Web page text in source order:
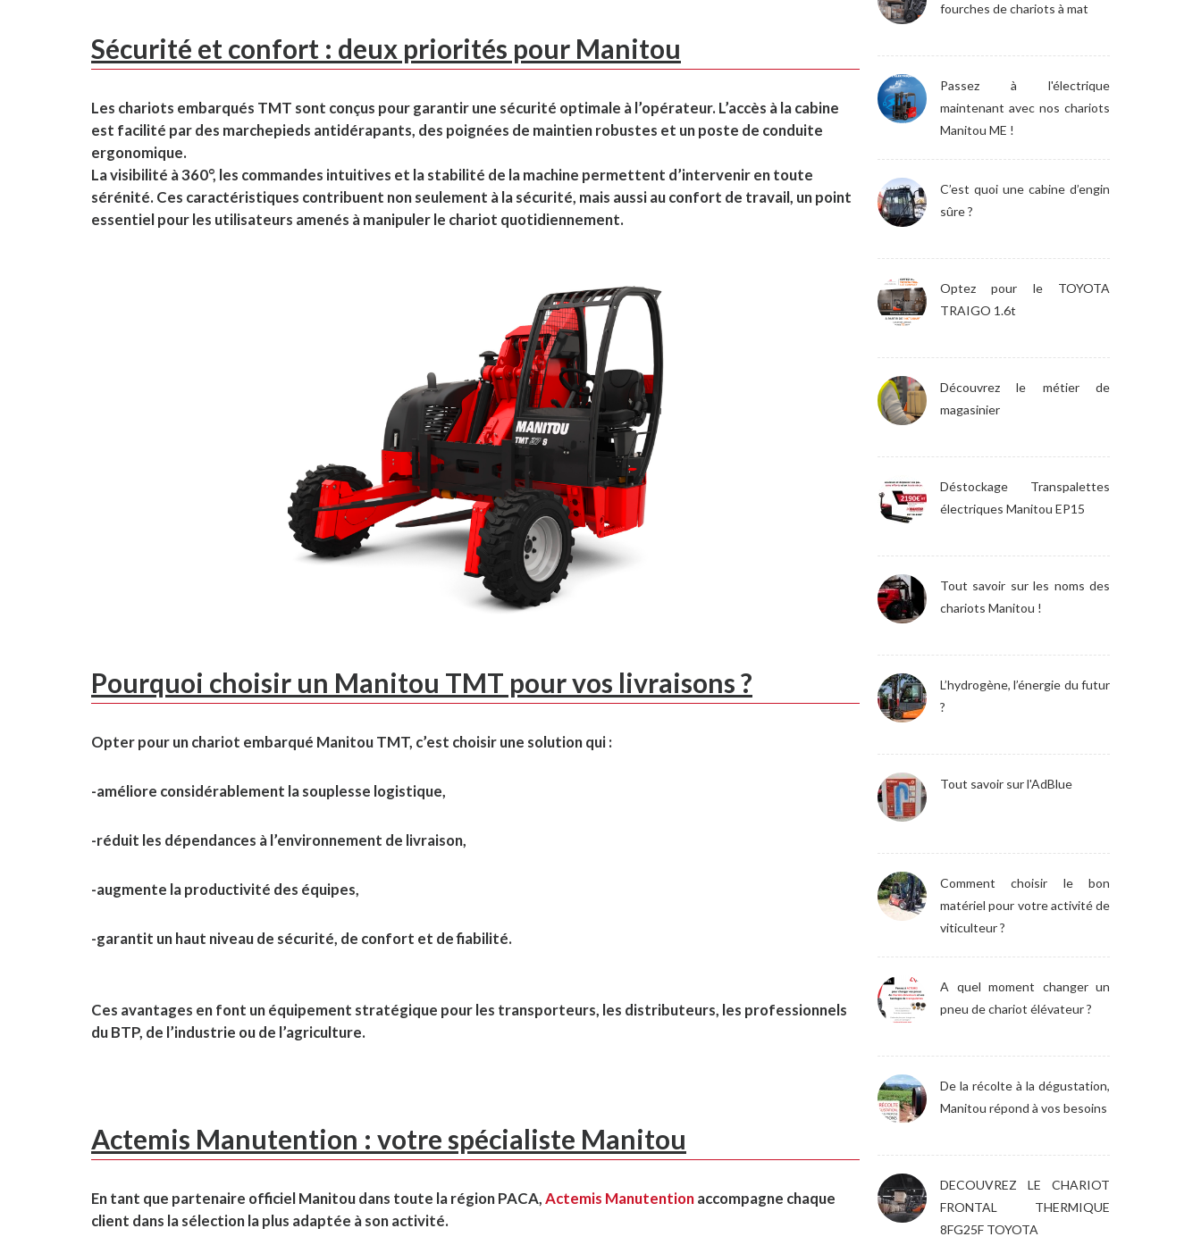
Sécurité et confort : deux priorités pour Manitou
Les chariots embarqués TMT sont conçus pour garantir une sécurité optimale à l’opérateur. L’accès à la cabine
est facilité par des marchepieds antidérapants, des poignées de maintien robustes et un poste de conduite
ergonomique.
La visibilité à 360°, les commandes intuitives et la stabilité de la machine permettent d’intervenir en toute
sérénité. Ces caractéristiques contribuent non seulement à la sécurité, mais aussi au confort de travail, un point
essentiel pour les utilisateurs amenés à manipuler le chariot quotidiennement.
Pourquoi choisir un Manitou TMT pour vos livraisons ?
Opter pour un chariot embarqué Manitou TMT, c’est choisir une solution qui :
-améliore considérablement la souplesse logistique,
-réduit les dépendances à l’environnement de livraison,
-augmente la productivité des équipes,
-garantit un haut niveau de sécurité, de confort et de fiabilité.
Ces avantages en font un équipement stratégique pour les transporteurs, les distributeurs, les professionnels
du BTP, de l’industrie ou de l’agriculture.
Actemis Manutention : votre spécialiste Manitou
En tant que partenaire officiel Manitou dans toute la région PACA,Actemis Manutentionaccompagne chaque
client dans la sélection la plus adaptée à son activité.
fourches de chariots à mat
Passez à l'électrique
maintenant avec nos chariots
Manitou ME !
C’est quoi une cabine d’engin
sûre ?
Optez pour le TOYOTA
TRAIGO 1.6t
Découvrez le métier de
magasinier
Déstockage Transpalettes
électriques Manitou EP15
Tout savoir sur les noms des
chariots Manitou !
L’hydrogène, l’énergie du futur
?
Tout savoir sur l'AdBlue
Comment choisir le bon
matériel pour votre activité de
viticulteur ?
A quel moment changer un
pneu de chariot élévateur ?
De la récolte à la dégustation,
Manitou répond à vos besoins
DECOUVREZ LE CHARIOT
FRONTAL THERMIQUE
8FG25F TOYOTA